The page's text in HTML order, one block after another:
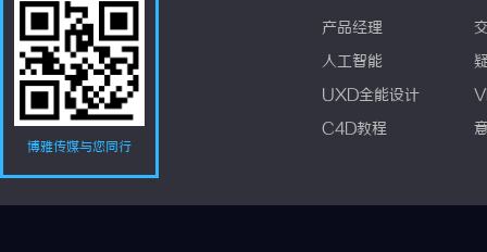
博雅传媒与您同行
产品经理
人工智能
UXD全能设计
C4D教程